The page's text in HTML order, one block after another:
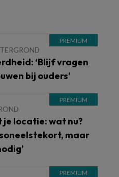
‘Blijf vragen
bij ouders’
locatie: wat nu?
maar